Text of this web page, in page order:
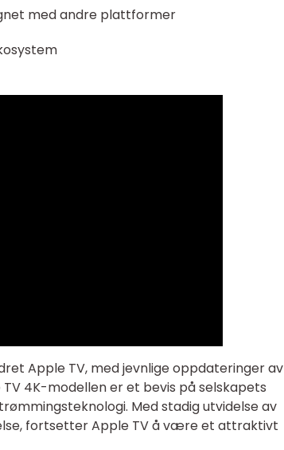
med andre plattformer
Apple TV, med jevnlige oppdateringer av
4K-modellen er et bevis på selskapets
Med stadig utvidelse av
fortsetter Apple TV å være et attraktivt